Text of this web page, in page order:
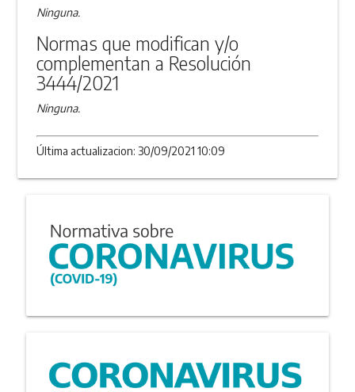
Ninguna.
Normas que modifican y/o
complementan a Resolución
3444/2021
Ninguna.
Última actualizacion: 30/09/2021 10:09